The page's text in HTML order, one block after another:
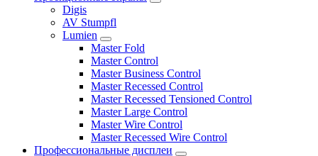
Digis
AV Stumpfl
Lumien
Master Fold
Master Control
Master Business Control
Master Recessed Control
Master Recessed Tensioned Control
Master Large Control
Master Wire Control
Master Recessed Wire Control
Профессиональные дисплеи